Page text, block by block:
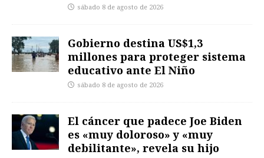
sábado 8 de agosto de 2026
Gobierno destina US$1,3
millones para proteger sistema
educativo ante El Niño
sábado 8 de agosto de 2026
El cáncer que padece Joe Biden
es «muy doloroso» y «muy
debilitante», revela su hijo